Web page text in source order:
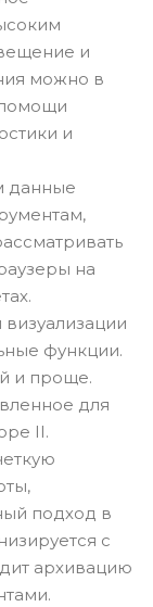
и
можно в
и
данные
на
функции.
и проще.
для
II.
подход в
с
архивацию